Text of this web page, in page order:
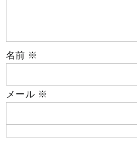
名前 ※
メール ※